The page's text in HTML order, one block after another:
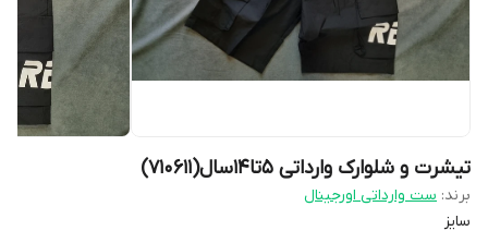
تیشرت و شلوارک وارداتی ۵تا۱۴سال(710611)
برند: ست وارداتی اورجینال
سایز